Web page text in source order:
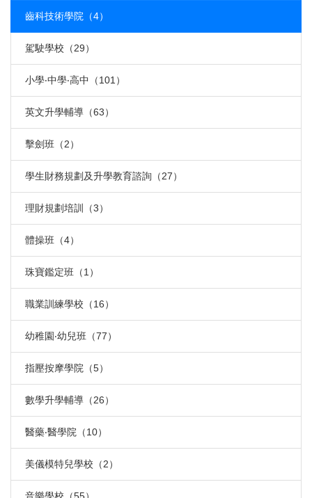
齒科技術學院（4）
駕駛學校（29）
小學‧中學‧高中（101）
英文升學輔導（63）
擊劍班（2）
學生財務規劃及升學教育諮詢（27）
理財規劃培訓（3）
體操班（4）
珠寶鑑定班（1）
職業訓練學校（16）
幼稚園‧幼兒班（77）
指壓按摩學院（5）
數學升學輔導（26）
醫藥‧醫學院（10）
美儀模特兒學校（2）